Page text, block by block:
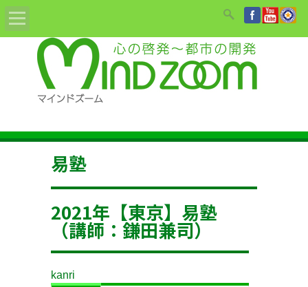
Home
ABOUT
教材/書籍/DVD
姓名鑑定依頼
セミナーのご案内
講師紹介
易塾
2021年【東京】易塾
（講師：鎌田兼司）
kanri